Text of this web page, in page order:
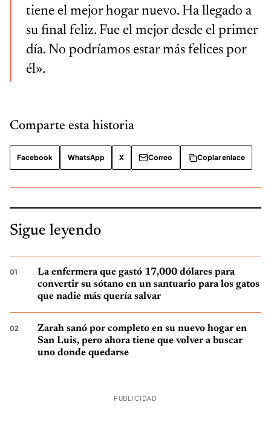
tiene el mejor hogar nuevo. Ha llegado a
su final feliz. Fue el mejor desde el primer
día. No podríamos estar más felices por
él».
Comparte esta historia
Facebook WhatsApp X Correo Copiar enlace
Sigue leyendo
La enfermera que gastó 17,000 dólares para
convertir su sótano en un santuario para los gatos
que nadie más quería salvar
Zarah sanó por completo en su nuevo hogar en
San Luis, pero ahora tiene que volver a buscar
uno donde quedarse
PUBLICIDAD